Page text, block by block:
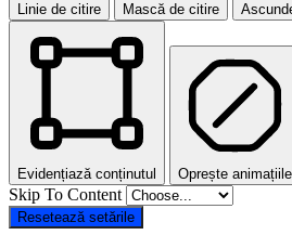
Linie de citire Mască de citire
Evidențiază conținutul Oprește animațiile
Skip To Content
Resetează setările